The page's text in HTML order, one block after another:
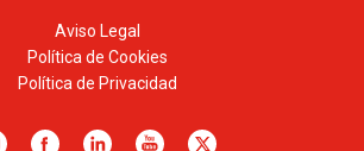
Aviso Legal
Política de Cookies
Política de Privacidad